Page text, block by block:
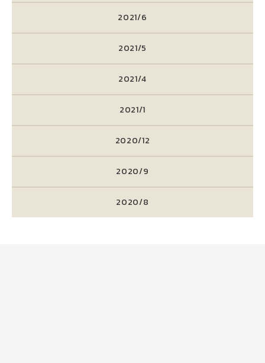
2021/6
2021/5
2021/4
2021/1
2020/12
2020/9
2020/8